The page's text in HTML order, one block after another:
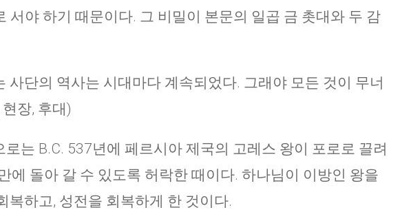
서야 하기 때문이다. 그 비밀이 본문의 일곱 금 촛대와 두 감
사단의 역사는 시대마다 계속되었다. 그래야 모든 것이 무너
장, 후대)
는 B.C. 537년에 페르시아 제국의 고레스 왕이 포로로 끌려
에 돌아 갈 수 있도록 허락한 때이다. 하나님이 이방인 왕을
복하고, 성전을 회복하게 한 것이다.